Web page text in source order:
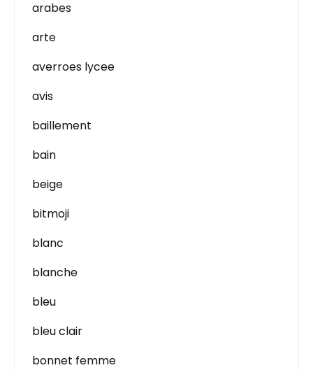
arabes
arte
averroes lycee
avis
baillement
bain
beige
bitmoji
blanc
blanche
bleu
bleu clair
bonnet femme